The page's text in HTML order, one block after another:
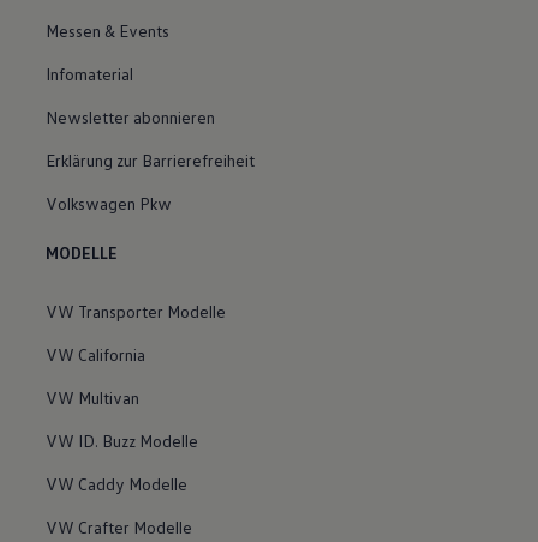
Messen & Events
Infomaterial
Newsletter abonnieren
Erklärung zur Barrierefreiheit
Volkswagen Pkw
MODELLE
VW Transporter Modelle
VW California
VW Multivan
VW ID. Buzz Modelle
VW Caddy Modelle
VW Crafter Modelle